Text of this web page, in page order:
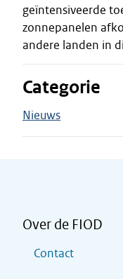
geïntensiveerde
zonnepanelen
andere landen in
Categorie
Nieuws
Over de FIOD
Contact